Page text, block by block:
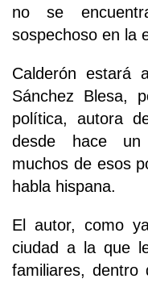
no se
sospechoso en la
Calderón estará
Sánchez Blesa,
política, autora
desde hace un
muchos de esos
habla hispana.
El autor, como
ciudad a la que
familiares, dentro